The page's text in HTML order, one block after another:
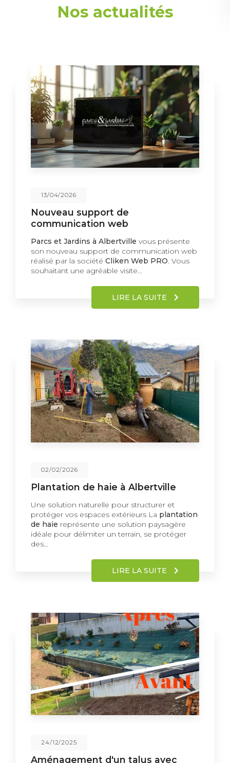
Nos actualités
13/04/2026
Nouveau support de
communication web
Parcs et Jardins à Albertville vous présente
son nouveau support de communication web
réalisé par la société Cliken Web PRO. Vous
souhaitant une agréable visite…
LIRE LA SUITE
02/02/2026
Plantation de haie à Albertville
Une solution naturelle pour structurer et
protéger vos espaces extérieurs La plantation
de haie représente une solution paysagère
idéale pour délimiter un terrain, se protéger
des…
LIRE LA SUITE
24/12/2025
Aménagement d'un talus avec